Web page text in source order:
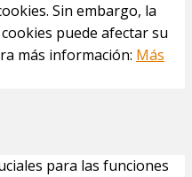
Sin embargo, la
puede afectar su
más información: Más
para las funciones